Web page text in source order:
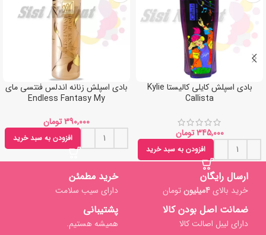
بادی اسپلش کایلی کالیستا Kylie
Callista
تومان
افزودن به سبد خرید
بادی اسپلش زنانه اندلس فنتسی مای
Endless Fantasy My
تومان
افزودن به سبد خرید
ارسال رایگان
خرید بالای4میلیون تومان
خرید مطمئن
دارای سیب سلامت
ضمانت اصل بودن کالا
دارای لیبل اصالت کالا
پشتیبانی
همیشه هستیم.